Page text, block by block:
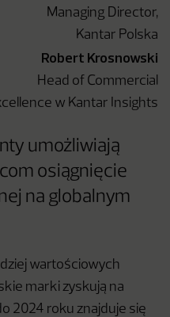
Managing Director,
Kantar Polska
Robert Krosnowski
Head of Commercial
w Kantar Insights
umożliwiają
osiągnięcie
na globalnym
wartościowych
marki zyskują na
2024 roku znajduje się